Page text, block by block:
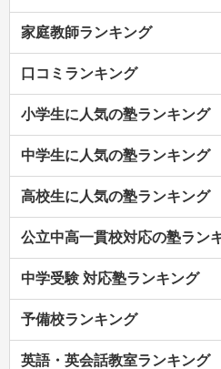
家庭教師ランキング
口コミランキング
小学生に人気の塾ランキング
中学生に人気の塾ランキング
高校生に人気の塾ランキング
公立中高一貫校対応の塾ラン
中学受験 対応塾ランキング
予備校ランキング
英語・英会話教室ランキング